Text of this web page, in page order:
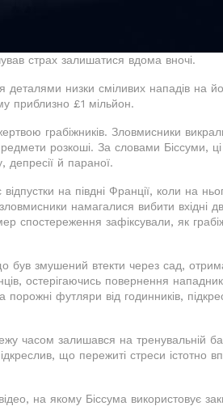
страх залишатися вдома вночі.
деталями низки сміливих нападів на
приблизно £1 мільйон.
грабіжників. Зловмисники
розкоші. За словами Біссуми,
й параної.
на півдні Франції, коли на
намагалися вибити вхідні
спостереження зафіксували, як
був змушений втекти через сад,
остерігаючись повернення
футляри від годинників,
часом залишався на тренувальній
що пережиті стреси істотно
на якому Біссума використовує